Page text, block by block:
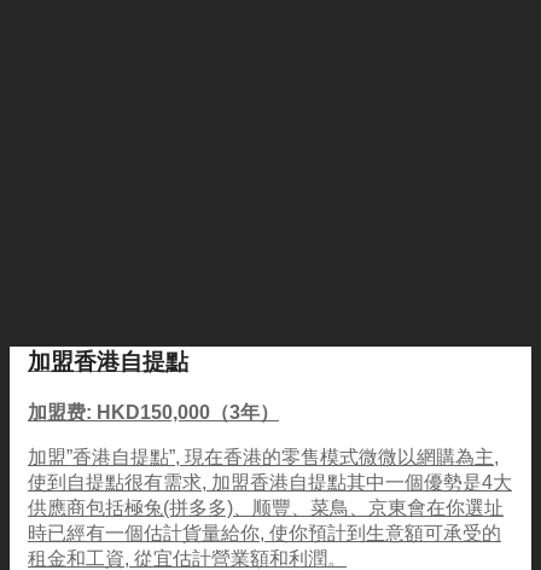
加盟香港自提點
加盟费: HKD150,000（3年）
加盟”香港自提點”, 現在香港的零售模式微微以網購為主,
使到自提點很有需求, 加盟香港自提點其中一個優勢是4大
供應商包括極兔(拼多多)、顺豐、菜鳥、京東會在你選址
時已經有一個估計貨量給你, 使你預計到生意額可承受的
租金和工資, 從宜估計營業額和利潤。